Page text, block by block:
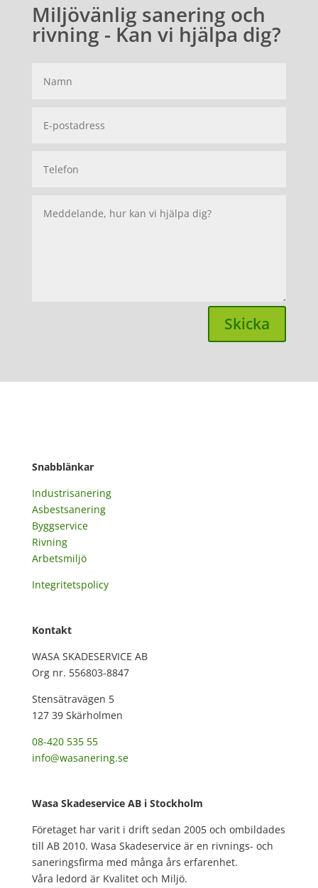
Miljövänlig sanering och
rivning - Kan vi hjälpa dig?
Skicka
Snabblänkar
Industrisanering
Asbestsanering
Byggservice
Rivning
Arbetsmiljö
Integritetspolicy
Kontakt
WASA SKADESERVICE AB
Org nr. 556803-8847
Stensätravägen 5
127 39 Skärholmen
08-420 535 55
info@wasanering.se
Wasa Skadeservice AB i Stockholm
Företaget har varit i drift sedan 2005 och ombildades
till AB 2010. Wasa Skadeservice är en rivnings- och
saneringsfirma med många års erfarenhet.
Våra ledord är Kvalitet och Miljö.